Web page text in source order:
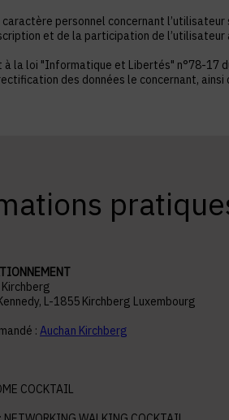
caractère personnel concernant
et de la participation de l’utilisateur
à la loi "Informatique et Libertés" n°78-17
des données le concernant,
L-1855 Kirchberg Luxembourg
: Auchan Kirchberg
COCKTAIL